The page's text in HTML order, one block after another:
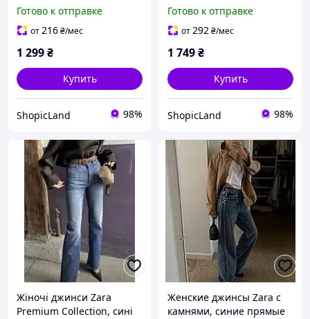
Готово к отправке
от216₴/мес
1 299₴
Купить
ShopicLand 98%
посадкой и
необработанным краем.
Готово к отправке
от292₴/мес
1 749₴
Купить
ShopicLand 98%
Жіночі джинси Zara
Premium Collection, сині
Женские джинсы Zara с
камнями, синие прямые